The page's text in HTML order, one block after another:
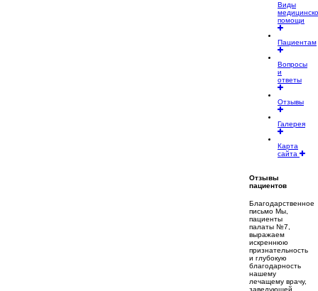
Виды
помощи
Пациентам
Вопросы
и
ответы
Отзывы
Галерея
Карта
сайта
Отзывы
пациентов
Благодарственное
письмо Мы,
пациенты
палаты №7,
выражаем
искреннюю
признательность
и глубокую
благодарность
нашему
лечащему врачу,
заведующей